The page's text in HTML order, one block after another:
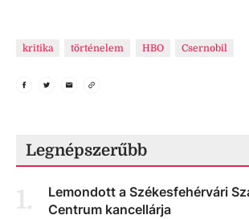
kritika történelem HBO Csernobil
Legnépszerűbb
1.
Lemondott a Székesfehérvári
Centrum kancellárja